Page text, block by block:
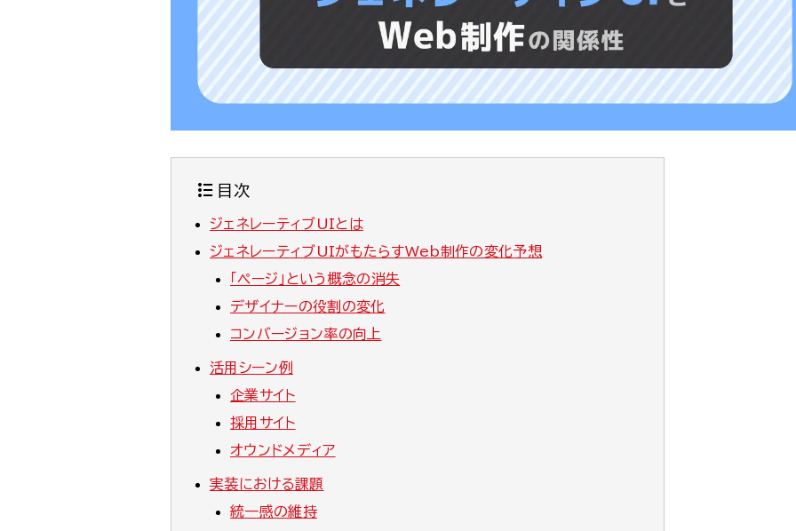
目次
ジェネレーティブUIとは
ジェネレーティブUIがもたらすWeb制作の変化予想
「ページ」という概念の消失
デザイナーの役割の変化
コンバージョン率の向上
活用シーン例
企業サイト
採用サイト
オウンドメディア
実装における課題
統一感の維持